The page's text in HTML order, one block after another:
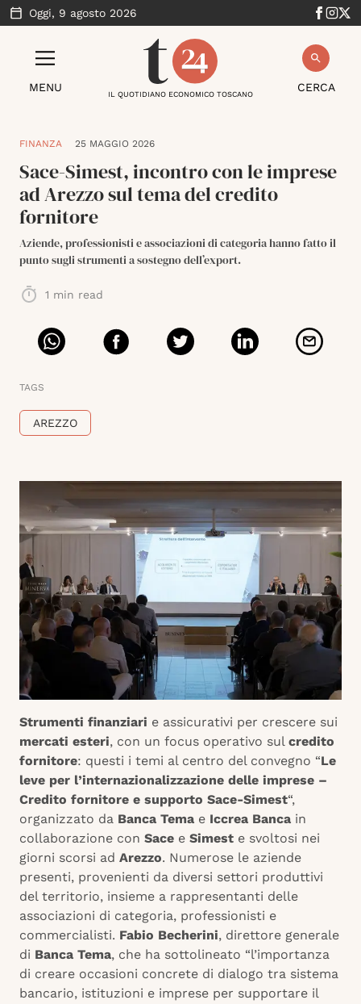
Oggi, 9 agosto 2026
MENU CERCA
IL QUOTIDIANO ECONOMICO TOSCANO
FINANZA 25 MAGGIO 2026
Sace-Simest, incontro con le imprese
ad Arezzo sul tema del credito
fornitore
Aziende, professionisti e associazioni di categoria hanno fatto il
punto sugli strumenti a sostegno dell’export.
1 min read
TAGS
AREZZO
Strumenti finanziari e assicurativi per crescere sui
mercati esteri, con un focus operativo sul credito
fornitore: questi i temi al centro del convegno “Le
leve per l’internazionalizzazione delle imprese –
Credito fornitore e supporto Sace-Simest“,
organizzato da Banca Tema e Iccrea Banca in
collaborazione con Sace e Simest e svoltosi nei
giorni scorsi ad Arezzo. Numerose le aziende
presenti, provenienti da diversi settori produttivi
del territorio, insieme a rappresentanti delle
associazioni di categoria, professionisti e
commercialisti. Fabio Becherini, direttore generale
di Banca Tema, che ha sottolineato “l’importanza
di creare occasioni concrete di dialogo tra sistema
bancario, istituzioni e imprese per supportare il